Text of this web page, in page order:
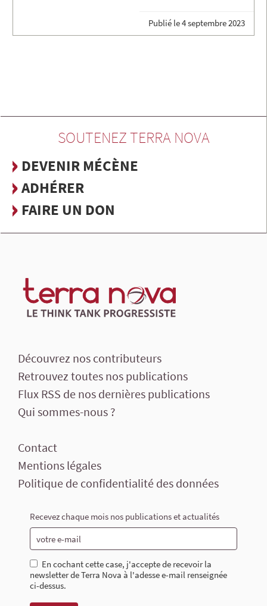
Publié le4 septembre 2023
SOUTENEZ TERRA NOVA
DEVENIR MÉCÈNE
ADHÉRER
FAIRE UN DON
Découvrez nos contributeurs
Retrouvez toutes nos publications
Flux RSS de nos dernières publications
Qui sommes-nous ?
Contact
Mentions légales
Politique de confidentialité des données
Recevez chaque mois nos publications et actualités
En cochant cette case, j'accepte de recevoir la
newsletter de Terra Nova à l'adesse e-mail renseignée
ci-dessus.